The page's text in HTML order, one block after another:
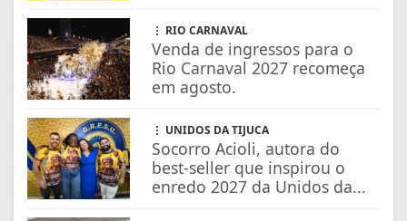
RIO CARNAVAL
Venda de ingressos para o
Rio Carnaval 2027 recomeça
em agosto.
UNIDOS DA TIJUCA
Socorro Acioli, autora do
best-seller que inspirou o
enredo 2027 da Unidos da...